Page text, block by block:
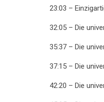
23:03 –
32:05 – Die
35:37 – Die
37:15 – Die
42:20 – Die